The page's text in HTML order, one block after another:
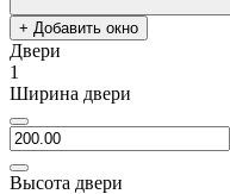
+ Добавить окно
Двери
1
Ширина двери
Высота двери